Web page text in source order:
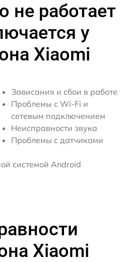
не работает
у
Xiaomi
Зависания и сбои в работе
Проблемы с Wi-Fi и
сетевым подключением
Неисправности звука
Проблемы с датчиками
системой Android
Xiaomi